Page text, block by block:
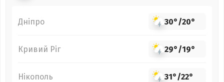
Дніпро 30°/20°
Кривий Ріг 29°/19°
Нікополь 31°/22°